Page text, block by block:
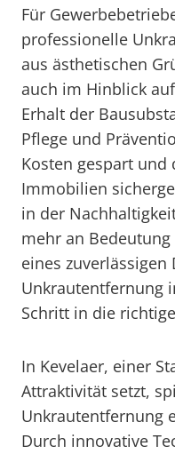
Für
professionelle
aus ästhetischen
auch im Hinblick
Erhalt der
Pflege und
Kosten gespart
Immobilien
in der
mehr an
eines
Unkrautentfernung
Schritt in die
In Kevelaer, einer
Attraktivität setzt,
Unkrautentfernung
Durch innovative